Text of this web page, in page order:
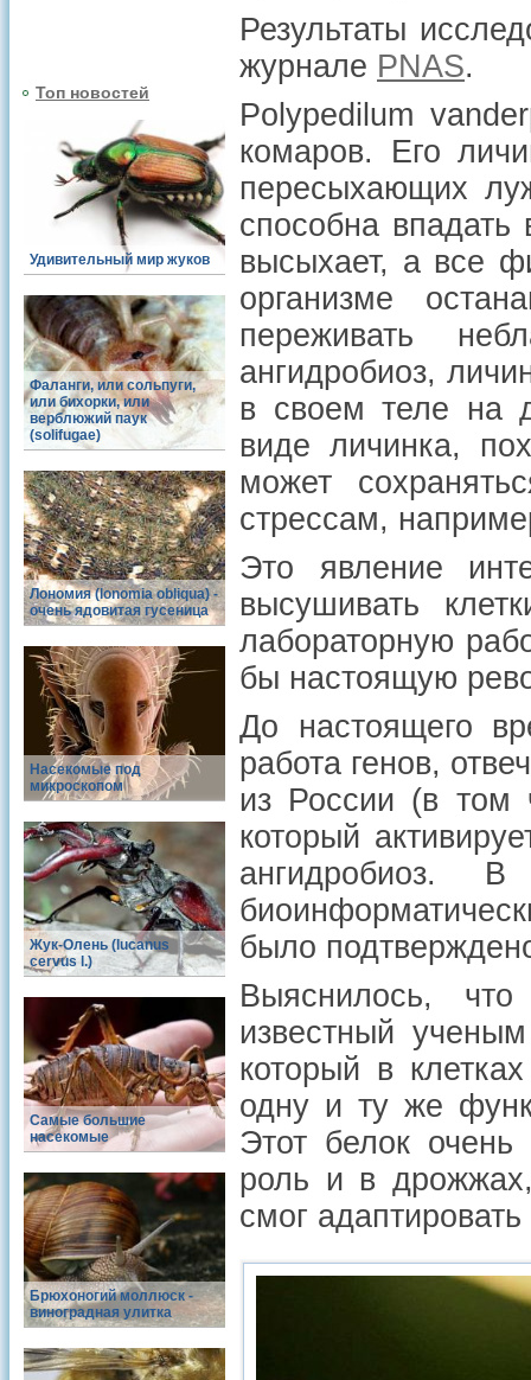
Топ новостей
Удивительный мир жуков
Фаланги, или сольпуги,
или бихорки, или
верблюжий паук
(solifugae)
Лономия (lonomia obliqua) -
очень ядовитая гусеница
Насекомые под
микроскопом
Жук-Олень (lucanus
cervus l.)
Самые большие
насекомые
Брюхоногий моллюск -
виноградная улитка
Результаты
журнале PNAS.
Polypedilum
комаров. Его
пересыхающих
способна впадать
высыхает, а все
организме
переживать
ангидробиоз,
в своем теле на
виде личинка,
может
стрессам,
Это явление
высушивать
лабораторную
бы настоящую
До настоящего
работа генов,
из России (в том
который
ангидробиоз.
было
Выяснилось,
известный
который в
одну и ту же
Этот белок
роль и в
смог